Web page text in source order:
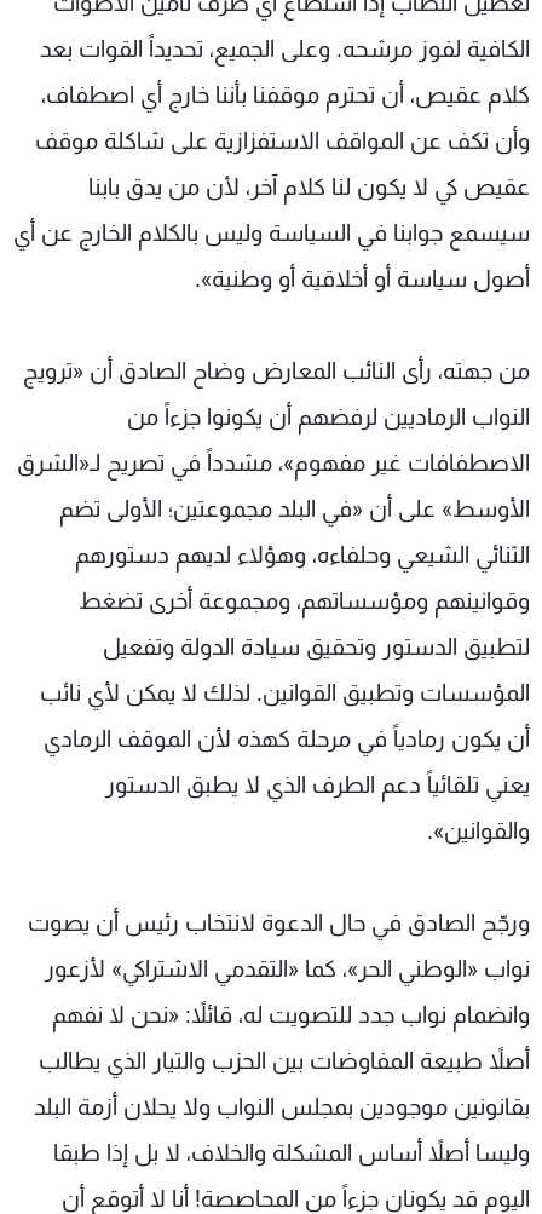
الكافية لفوز مرشحه. وعلى الجميع، تحديداً القوات بعد
كلام عقيص، أن تحترم موقفنا بأننا خارج أي اصطفاف،
وأن تكف عن المواقف الاستفزازية على شاكلة موقف
عقيص كي لا يكون لنا كلام آخر، لأن من يدق بابنا
سيسمع جوابنا في السياسة وليس بالكلام الخارج عن أي
أصول سياسة أو أخلاقية أو وطنية».
من جهته، رأى النائب المعارض وضاح الصادق أن «ترويج
النواب الرماديين لرفضهم أن يكونوا جزءاً من
الاصطفافات غير مفهوم»، مشدداً في تصريح لـ«الشرق
الأوسط» على أن «في البلد مجموعتين؛ الأولى تضم
الثنائي الشيعي وحلفاءه، وهؤلاء لديهم دستورهم
وقوانينهم ومؤسساتهم، ومجموعة أخرى تضغط
لتطبيق الدستور وتحقيق سيادة الدولة وتفعيل
المؤسسات وتطبيق القوانين. لذلك لا يمكن لأي نائب
أن يكون رمادياً في مرحلة كهذه لأن الموقف الرمادي
يعني تلقائياً دعم الطرف الذي لا يطبق الدستور
والقوانين».
ورجّح الصادق في حال الدعوة لانتخاب رئيس أن يصوت
نواب «الوطني الحر»، كما «التقدمي الاشتراكي» لأزعور
وانضمام نواب جدد للتصويت له، قائلاً: «نحن لا نفهم
أصلاً طبيعة المفاوضات بين الحزب والتيار الذي يطالب
بقانونين موجودين بمجلس النواب ولا يحلان أزمة البلد
وليسا أصلاً أساس المشكلة والخلاف، لا بل إذا طبقا
اليوم قد يكونان جزءاً من المحاصصة! أنا لا أتوقع أن